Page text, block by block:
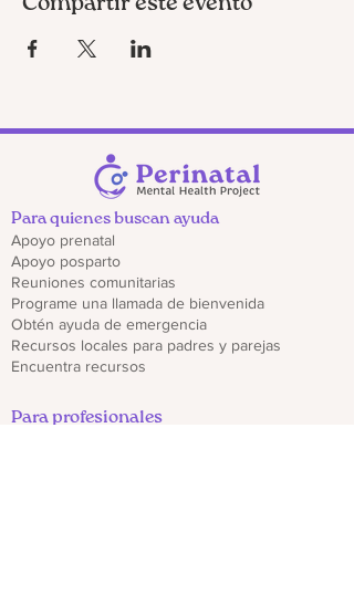
Compartir este evento
Para quienes buscan ayuda
Apoyo prenatal
Apoyo posparto
Reuniones comunitarias
Programe una llamada de bienvenida
Obtén ayuda de emergencia
Recursos locales para padres y parejas
Encuentra recursos
Para profesionales